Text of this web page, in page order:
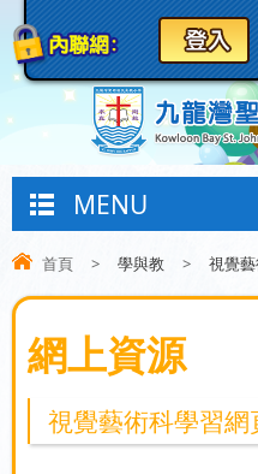
MENU
首頁 > 學與教 > 視覺
網上資源
視覺藝術科學習網